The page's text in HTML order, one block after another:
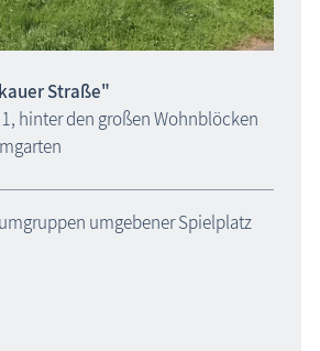
Straße"
hinter den großen Wohnblöcken
umgebener Spielplatz